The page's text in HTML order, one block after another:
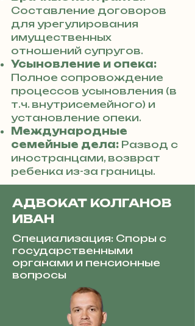
Составление договоров
для урегулирования
имущественных
отношений супругов.
Усыновление и опека:
Полное сопровождение
процессов усыновления (в
т.ч. внутрисемейного) и
установление опеки.
Международные
семейные дела: Развод с
иностранцами, возврат
ребенка из-за границы.
АДВОКАТ КОЛГАНОВ
ИВАН
Специализация: Споры с
государственными
органами и пенсионные
вопросы